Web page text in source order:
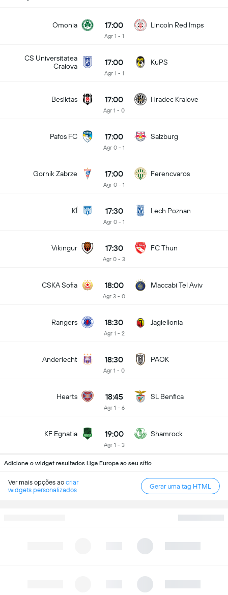
Omonia 17:00
Agr 1 - 1
Lincoln Red Imps
CS Universitatea
Craiova
17:00
Agr 1 - 1
KuPS
Besiktas 17:00
Agr 1 - 0
Hradec Kralove
Pafos FC 17:00
Agr 0 - 1
Salzburg
Gornik Zabrze 17:00
Agr 0 - 1
Ferencvaros
KÍ 17:30
Agr 0 - 1
Lech Poznan
Vikingur 17:30
Agr 0 - 3
FC Thun
CSKA Sofia 18:00
Agr 3 - 0
Maccabi Tel Aviv
Rangers 18:30
Agr 1 - 2
Jagiellonia
Anderlecht 18:30
Agr 1 - 0
PAOK
Hearts 18:45
Agr 1 - 6
SL Benfica
KF Egnatia 19:00
Agr 1 - 3
Shamrock
Adicione o widget resultados Liga Europa ao seu sítio
Ver mais opções ao criar
widgets personalizados
Gerar uma tag HTML